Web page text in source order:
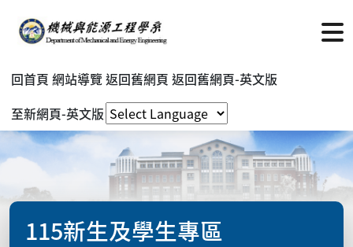
回首頁 網站導覽返回舊網頁 返回舊網頁-英文版
至新網頁-英文版
115新生及學生專區